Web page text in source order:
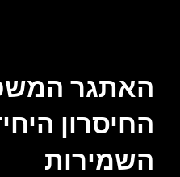
האתגר
החיסרון
השמירות